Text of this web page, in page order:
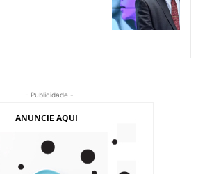
- Publicidade -